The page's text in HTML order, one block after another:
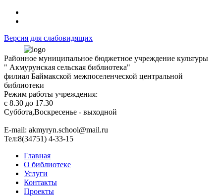
Версия для слабовидящих
Районное муниципальное бюджетное учреждение культуры
" Акмурунская сельская библиотека"
филиал Баймакской межпоселенческой центральной
библиотеки
Режим работы учреждения:
с 8.30 до 17.30
Суббота,Воскресенье - выходной
Е-mail: akmyryn.school@mail.ru
Тел:8(34751) 4-33-15
Главная
О библиотеке
Услуги
Контакты
Проекты